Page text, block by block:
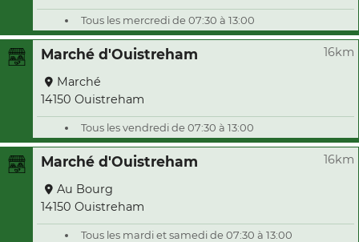
Tous les mercredi de 07:30 à 13:00
Marché d'Ouistreham 16km
Marché
14150 Ouistreham
Tous les vendredi de 07:30 à 13:00
Marché d'Ouistreham 16km
Au Bourg
14150 Ouistreham
Tous les mardi et samedi de 07:30 à 13:00